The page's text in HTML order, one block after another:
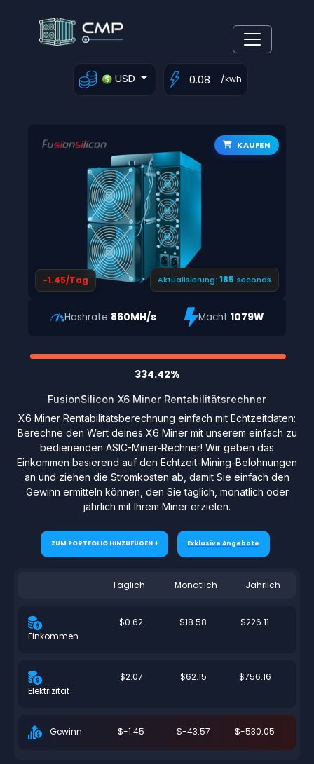
USD /kwh
KAUFEN
-1.45/Tag Aktualisierung: 184 seconds
Hashrate 860MH/s Macht 1079W
334.42%
FusionSilicon X6 Miner Rentabilitätsrechner
X6 Miner Rentabilitätsberechnung einfach mit Echtzeitdaten:
Berechne den Wert deines X6 Miner mit unserem einfach zu
bedienenden ASIC-Miner-Rechner! Wir geben das
Einkommen basierend auf den Echtzeit-Mining-Belohnungen
an und ziehen die Stromkosten ab, damit Sie einfach den
Gewinn ermitteln können, den Sie täglich, monatlich oder
jährlich mit Ihrem Miner erzielen.
ZUM PORTFOLIO HINZUFÜGEN + Exklusive Angebote
Täglich Monatlich Jährlich
Einkommen
$0.62 $18.58 $226.11
Elektrizität
$2.07 $62.15 $756.16
Gewinn $-1.45 $-43.57 $-530.05